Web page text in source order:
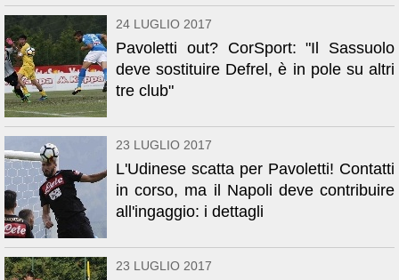
24 LUGLIO 2017
Pavoletti out? CorSport: "Il Sassuolo
deve sostituire Defrel, è in pole su altri
tre club"
23 LUGLIO 2017
L'Udinese scatta per Pavoletti! Contatti
in corso, ma il Napoli deve contribuire
all'ingaggio: i dettagli
23 LUGLIO 2017